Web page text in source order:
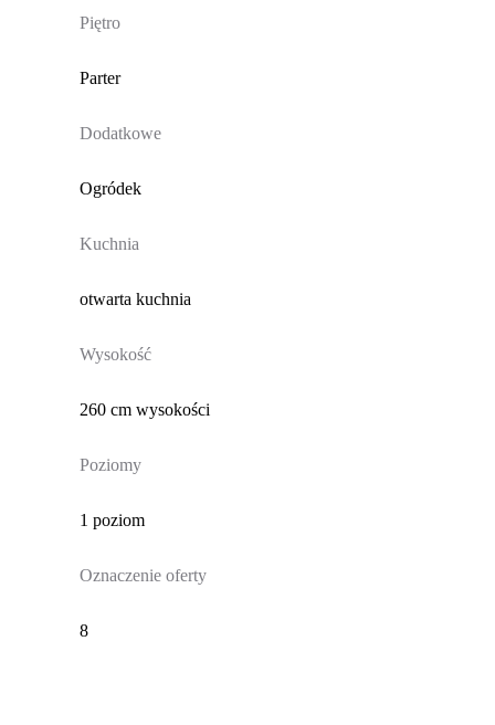
Piętro
Parter
Dodatkowe
Ogródek
Kuchnia
otwarta kuchnia
Wysokość
260 cm wysokości
Poziomy
1 poziom
Oznaczenie oferty
8